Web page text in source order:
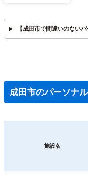
【成田市で間違いのない
成田市のパーソナ
施設名